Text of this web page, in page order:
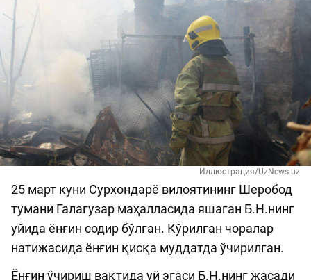
Иллюстрация/UzNews.uz
25 март куни Сурхондарё вилоятининг Шеробод
тумани Галагузар маҳалласида яшаган Б.Н.нинг
уйида ёнғин содир бўлган. Кўрилган чоралар
натижасида ёнғин қисқа муддатда ўчирилган.
Ёнғин ўчириш вақтида уй эгаси Б.Н.нинг жасади